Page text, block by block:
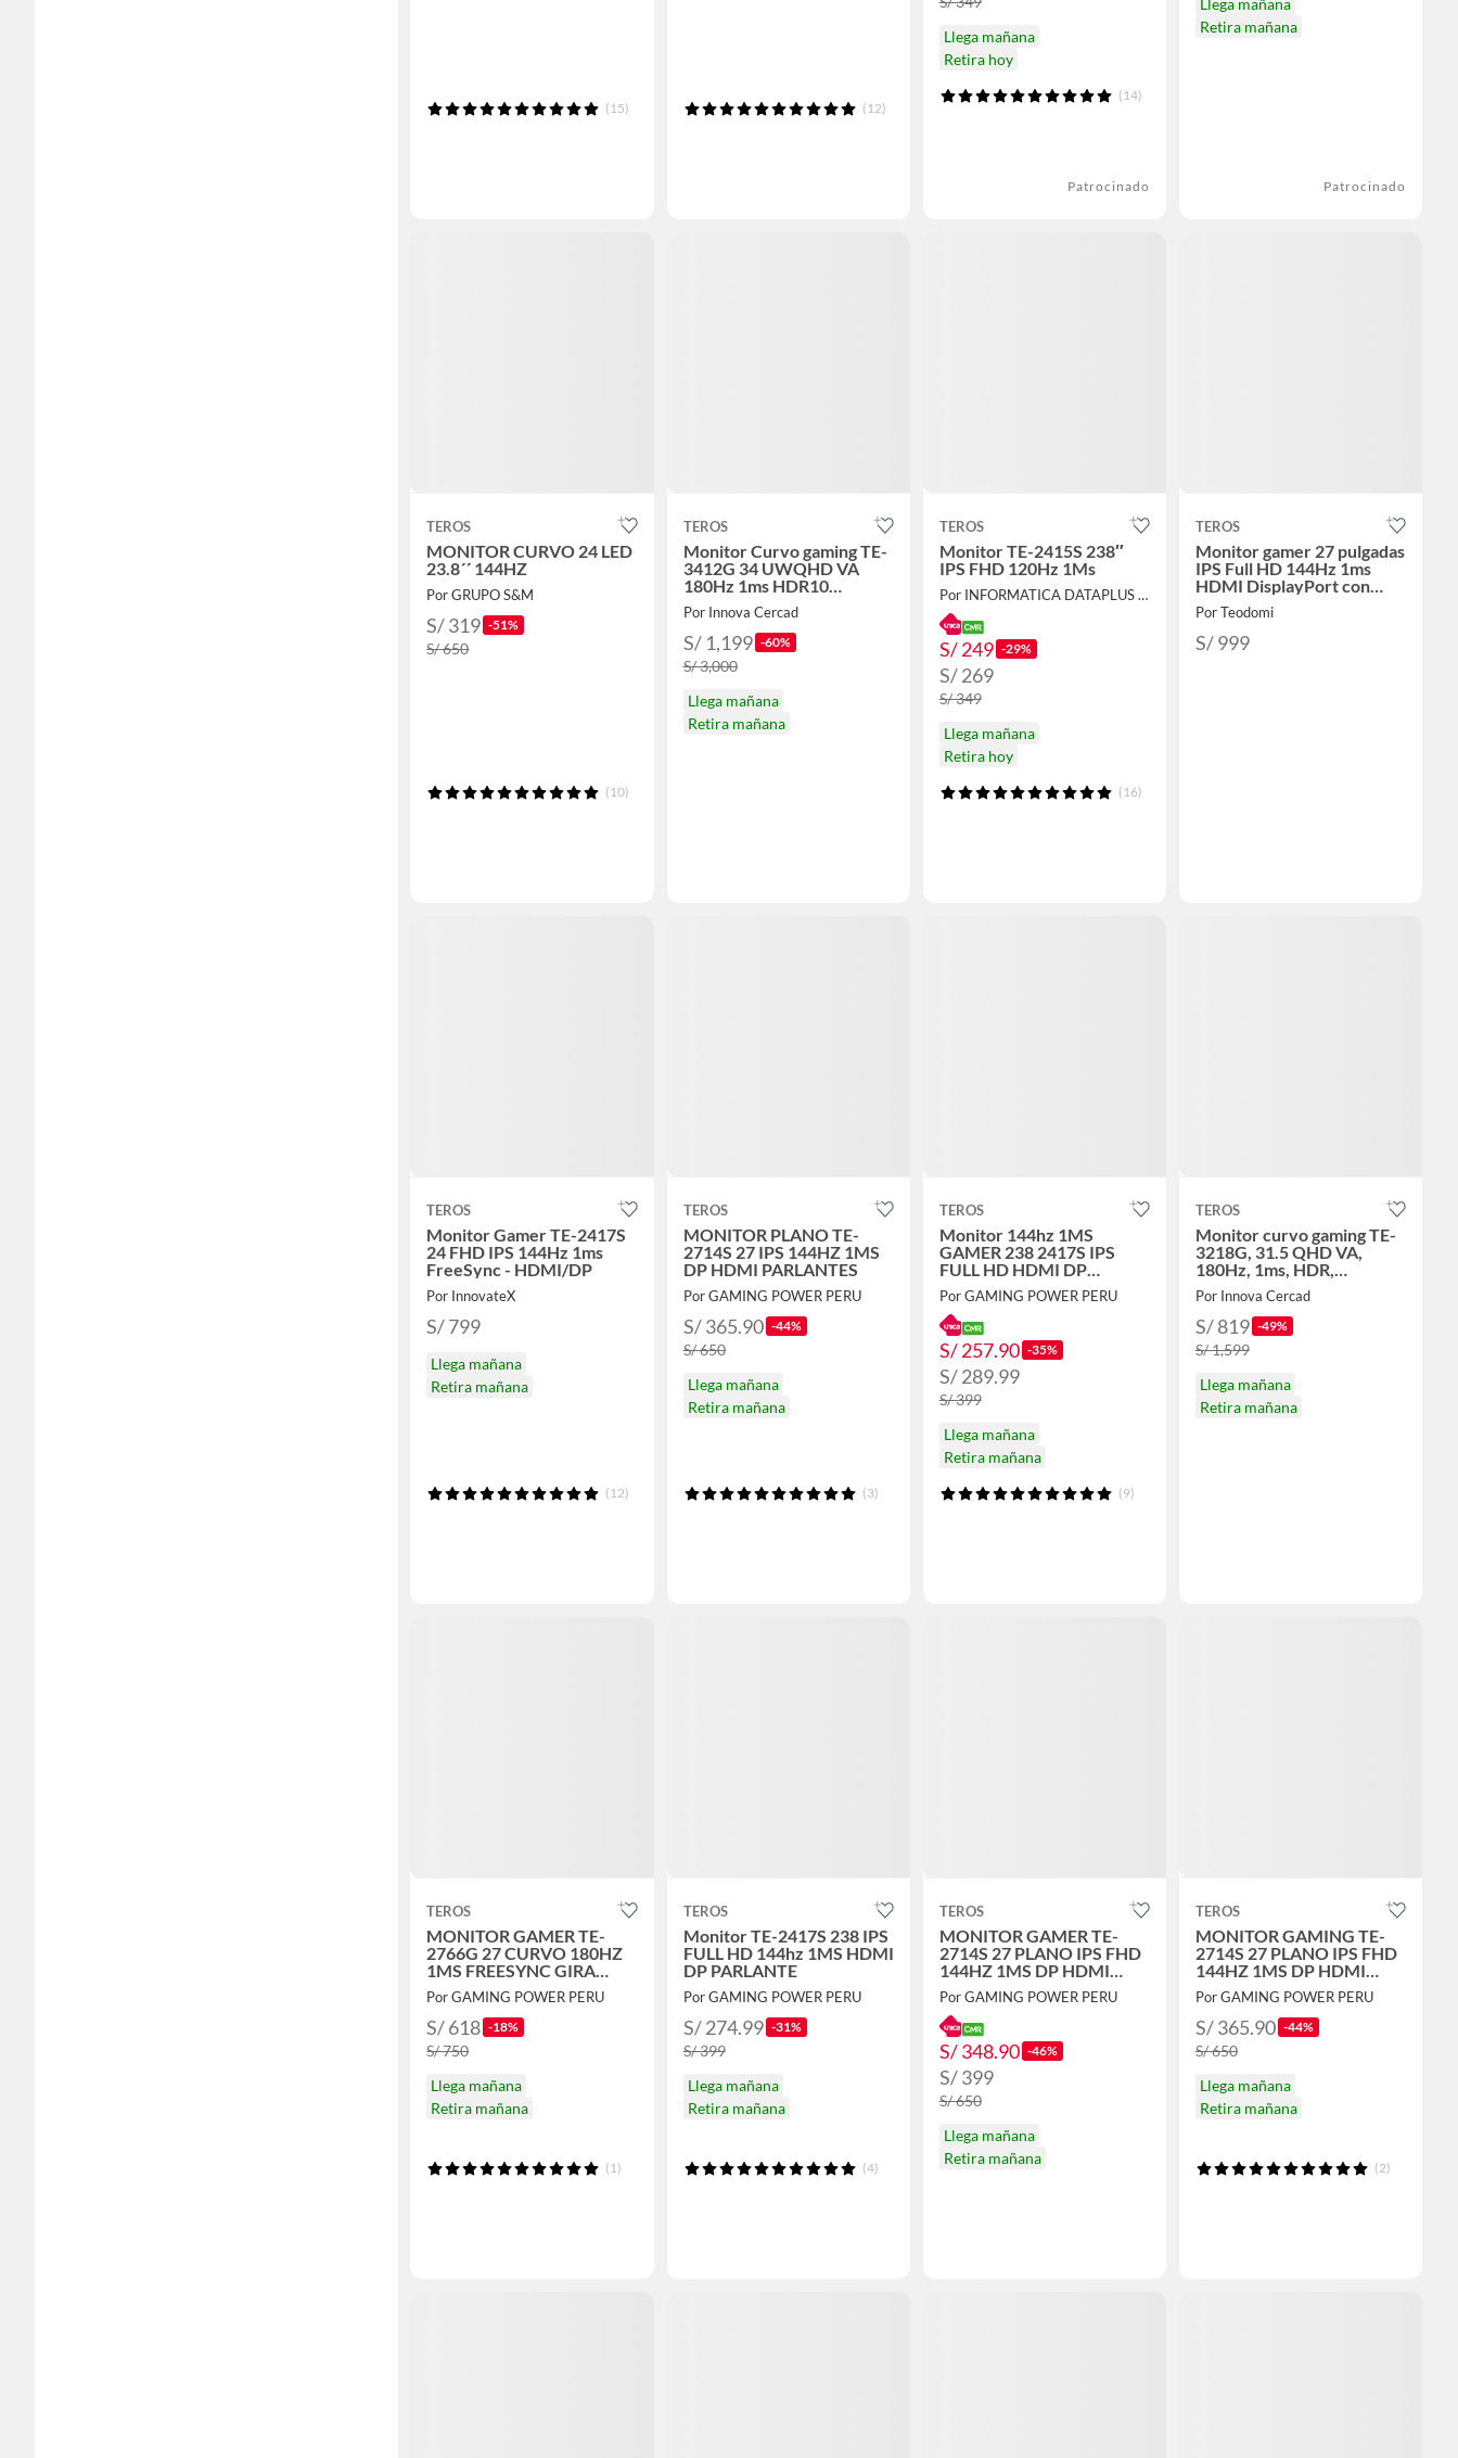
(15) (12)
Llega mañana
Retira hoy
(14)
Patrocinado
Llega mañana
Retira mañana
Patrocinado
TEROS
MONITOR CURVO 24 LED
23.8´´ 144HZ
Por GRUPO S&M
S/ 319 -51%
S/ 650
(10)
TEROS
Monitor Curvo gaming TE-
3412G 34 UWQHD VA
180Hz 1ms HDR10
FreeSync Premium
Por Innova Cercad
S/ 1,199 -60%
S/ 3,000
Llega mañana
Retira mañana
TEROS
Monitor TE-2415S 238″
IPS FHD 120Hz 1Ms
Por INFORMATICA DATAPLUS SAC
S/ 249 -29%
S/ 269
S/ 349
Llega mañana
Retira hoy
(16)
TEROS
Monitor gamer 27 pulgadas
IPS Full HD 144Hz 1ms
HDMI DisplayPort con
parlantes TE-2714S
Por Teodomi
S/ 999
TEROS
Monitor Gamer TE-2417S
24 FHD IPS 144Hz 1ms
FreeSync - HDMI/DP
Por InnovateX
S/ 799
Llega mañana
Retira mañana
(12)
TEROS
MONITOR PLANO TE-
2714S 27 IPS 144HZ 1MS
DP HDMI PARLANTES
Por GAMING POWER PERU
S/ 365.90 -44%
S/ 650
Llega mañana
Retira mañana
(3)
TEROS
Monitor 144hz 1MS
GAMER 238 2417S IPS
FULL HD HDMI DP
PARLANTE DSCTO
Por GAMING POWER PERU
S/ 257.90 -35%
S/ 289.99
S/ 399
Llega mañana
Retira mañana
(9)
TEROS
Monitor curvo gaming TE-
3218G, 31.5 QHD VA,
180Hz, 1ms, HDR,
FreeSync.
Por Innova Cercad
S/ 819 -49%
S/ 1,599
Llega mañana
Retira mañana
TEROS
MONITOR GAMER TE-
2766G 27 CURVO 180HZ
1MS FREESYNC GIRA
PIVOTE
Por GAMING POWER PERU
S/ 618 -18%
S/ 750
Llega mañana
Retira mañana
(1)
TEROS
Monitor TE-2417S 238 IPS
FULL HD 144hz 1MS HDMI
DP PARLANTE
Por GAMING POWER PERU
S/ 274.99 -31%
S/ 399
Llega mañana
Retira mañana
(4)
TEROS
MONITOR GAMER TE-
2714S 27 PLANO IPS FHD
144HZ 1MS DP HDMI
PARLANTES DSCTO
Por GAMING POWER PERU
S/ 348.90 -46%
S/ 399
S/ 650
Llega mañana
Retira mañana
TEROS
MONITOR GAMING TE-
2714S 27 PLANO IPS FHD
144HZ 1MS DP HDMI
PARLANTES
Por GAMING POWER PERU
S/ 365.90 -44%
S/ 650
Llega mañana
Retira mañana
(2)